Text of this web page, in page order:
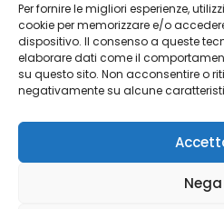
Per fornire le migliori esperienze,
cookie per memorizzare e/o
dispositivo. Il consenso a queste
elaborare dati come il
su questo sito. Non acconsentire o
negativamente su alcune
Nega
44,90
Calvo Maria Group di Napoli
Copyright © 2023 Luigi Adinolfi